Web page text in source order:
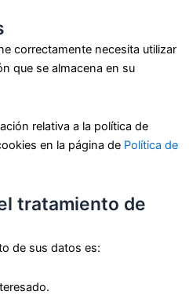
correctamente necesita utilizar
que se almacena en su
relativa a la política de
en la página de Política de
tratamiento de
de sus datos es: